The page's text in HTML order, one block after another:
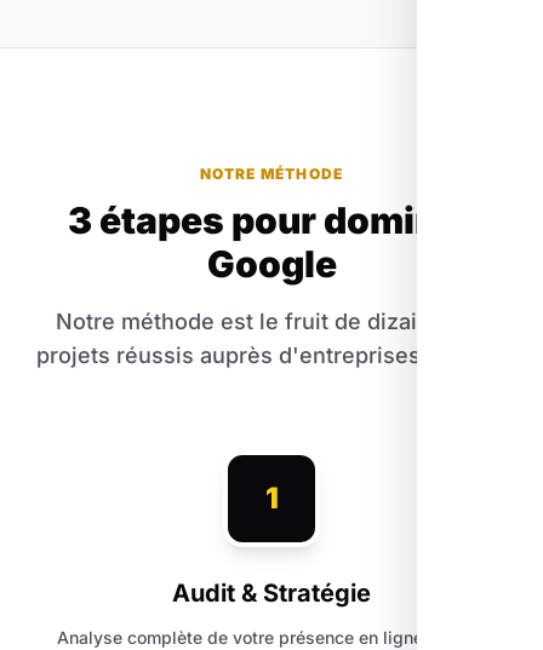
NOTRE MÉTHODE
3 étapes pour dominer
Google
Notre méthode est le fruit de dizaines de
projets réussis auprès d'entreprises locales.
1
Audit & Stratégie
Analyse complète de votre présence en ligne, de vos